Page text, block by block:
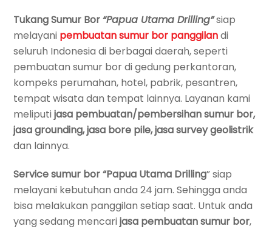
Tukang Sumur Bor“Papua Utama Drilling”siap
melayani pembuatansumur bor panggilandi
seluruh Indonesia di berbagai daerah, seperti
pembuatan sumur bor di gedung perkantoran,
kompeks perumahan, hotel, pabrik, pesantren,
tempat wisata dan tempat lainnya. Layanan kami
meliputijasa pembuatan/pembersihan sumur bor,
jasa grounding, jasa bore pile, jasa survey geolistrik
dan lainnya.
Service sumur bor“Papua Utama Drilling” siap
melayani kebutuhan anda 24 jam. Sehingga anda
bisa melakukan panggilan setiap saat. Untuk anda
yang sedang mencarijasa pembuatan sumur bor,